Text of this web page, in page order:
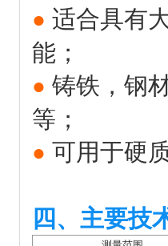
● 适合具有
能；
● 铸铁，钢
等；
● 可用于硬
四、主要技